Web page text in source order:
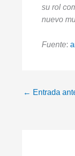
su rol
nuevo
Fuente:
← Entrada